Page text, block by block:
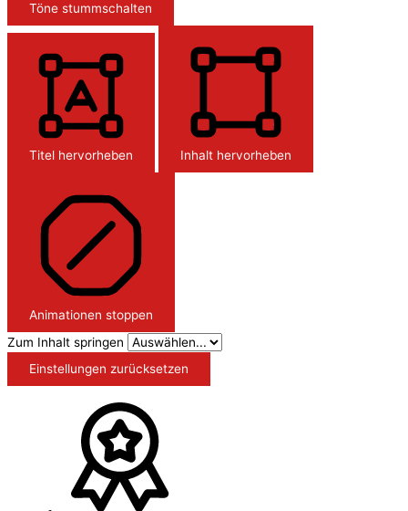
Töne stummschalten
Titel hervorheben Inhalt hervorheben
Animationen stoppen
Zum Inhalt springen
Einstellungen zurücksetzen